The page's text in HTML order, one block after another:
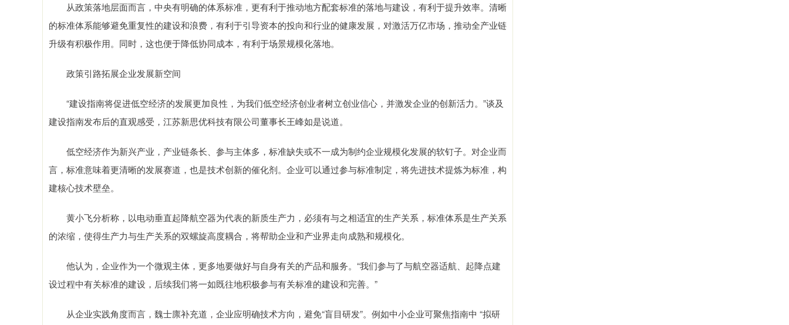
从政策落地层面而言，中央有明确的体系标准，更有利于推动地方配套标准的落地与建设，有利于提升效率。清晰
的标准体系能够避免重复性的建设和浪费，有利于引导资本的投向和行业的健康发展，对激活万亿市场，推动全产业链
升级有积极作用。同时，这也便于降低协同成本，有利于场景规模化落地。
政策引路拓展企业发展新空间
“建设指南将促进低空经济的发展更加良性，为我们低空经济创业者树立创业信心，并激发企业的创新活力。”谈及
建设指南发布后的直观感受，江苏新思优科技有限公司董事长王峰如是说道。
低空经济作为新兴产业，产业链条长、参与主体多，标准缺失或不一成为制约企业规模化发展的软钉子。对企业而
言，标准意味着更清晰的发展赛道，也是技术创新的催化剂。企业可以通过参与标准制定，将先进技术提炼为标准，构
建核心技术壁垒。
黄小飞分析称，以电动垂直起降航空器为代表的新质生产力，必须有与之相适宜的生产关系，标准体系是生产关系
的浓缩，使得生产力与生产关系的双螺旋高度耦合，将帮助企业和产业界走向成熟和规模化。
他认为，企业作为一个微观主体，更多地要做好与自身有关的产品和服务。“我们参与了与航空器适航、起降点建
设过程中有关标准的建设，后续我们将一如既往地积极参与有关标准的建设和完善。”
从企业实践角度而言，魏士廪补充道，企业应明确技术方向，避免“盲目研发”。例如中小企业可聚焦指南中 “拟研